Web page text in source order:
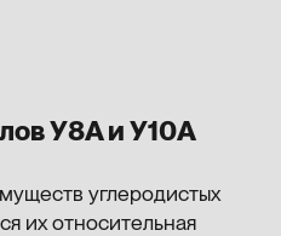
У8А и У10А
углеродистых
их относительная